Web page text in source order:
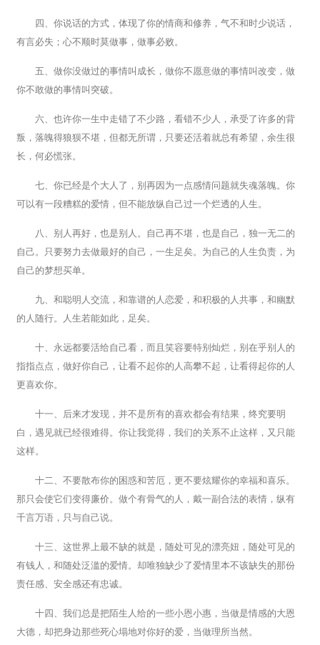
四、你说话的方式，体现了你的情商和修养，气不和时少说话，
有言必失；心不顺时莫做事，做事必败。
五、做你没做过的事情叫成长，做你不愿意做的事情叫改变，做
你不敢做的事情叫突破。
六、也许你一生中走错了不少路，看错不少人，承受了许多的背
叛，落魄得狼狈不堪，但都无所谓，只要还活着就总有希望，余生很
长，何必慌张。
七、你已经是个大人了，别再因为一点感情问题就失魂落魄。你
可以有一段糟糕的爱情，但不能放纵自己过一个烂透的人生。
八、别人再好，也是别人。自己再不堪，也是自己，独一无二的
自己。只要努力去做最好的自己，一生足矣。为自己的人生负责，为
自己的梦想买单。
九、和聪明人交流，和靠谱的人恋爱，和积极的人共事，和幽默
的人随行。人生若能如此，足矣。
十、永远都要活给自己看，而且笑容要特别灿烂，别在乎别人的
指指点点，做好你自己，让看不起你的人高攀不起，让看得起你的人
更喜欢你。
十一、后来才发现，并不是所有的喜欢都会有结果，终究要明
白，遇见就已经很难得。你让我觉得，我们的关系不止这样，又只能
这样。
十二、不要散布你的困惑和苦厄，更不要炫耀你的幸福和喜乐。
那只会使它们变得廉价。做个有骨气的人，戴一副合法的表情，纵有
千言万语，只与自己说。
十三、这世界上最不缺的就是，随处可见的漂亮妞，随处可见的
有钱人，和随处泛滥的爱情。却唯独缺少了爱情里本不该缺失的那份
责任感、安全感还有忠诚。
十四、我们总是把陌生人给的一些小恩小惠，当做是情感的大恩
大德，却把身边那些死心塌地对你好的爱，当做理所当然。